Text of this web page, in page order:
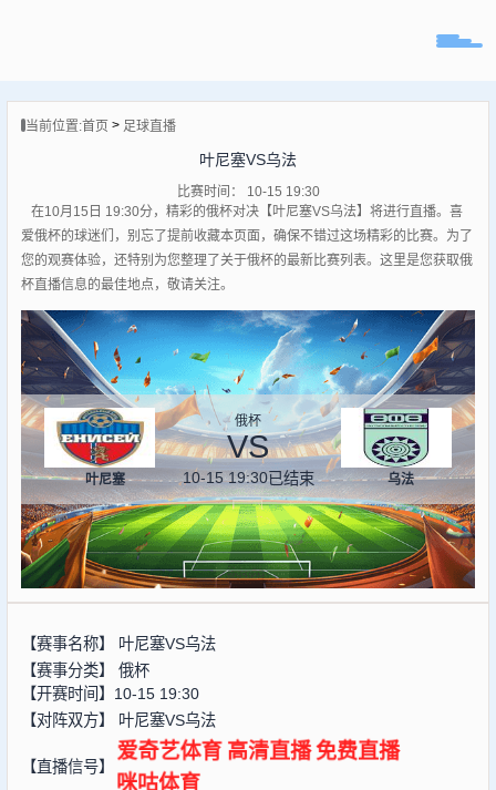
播
队
当前位置:首页> 足球直播
叶尼塞VS乌法
比赛时间： 10-15 19:30
在10月15日 19:30分，精彩的俄杯对决【叶尼塞VS乌法】将进行直播。喜
爱俄杯的球迷们，别忘了提前收藏本页面，确保不错过这场精彩的比赛。为了
您的观赛体验，还特别为您整理了关于俄杯的最新比赛列表。这里是您获取俄
杯直播信息的最佳地点，敬请关注。
叶尼塞
俄杯
VS
10-15 19:30已结束 乌法
【赛事名称】
叶尼塞VS乌法
【赛事分类】 俄杯
【开赛时间】10-15 19:30
【对阵双方】
叶尼塞VS乌法
【直播信号】
爱奇艺体育 高清直播 免费直播
咪咕体育